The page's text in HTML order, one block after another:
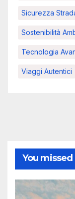
Sicurezza
Sostenibilità
Tecnologia
Viaggi Autentici
You missed